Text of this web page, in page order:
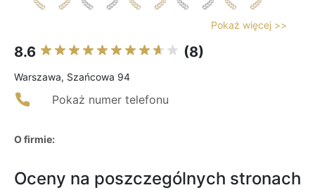
Pokaż więcej >>
8.6 (8)
Warszawa, Szańcowa 94
Pokaż numer telefonu
O firmie:
Oceny na poszczególnych stronach